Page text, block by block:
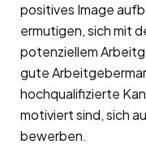
positives Image
ermutigen, sich mit
potenziellem
gute
hochqualifizierte
motiviert sind, sich
bewerben.